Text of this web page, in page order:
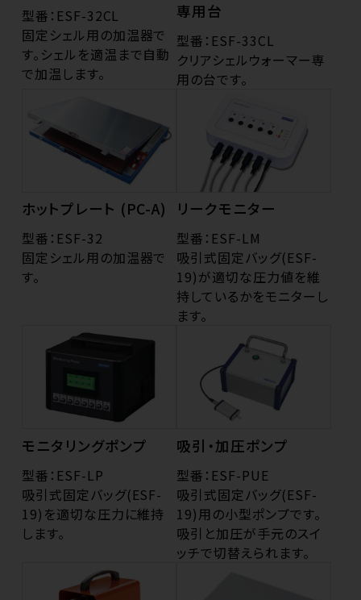
型番：ESF-32CL
固定シェル用の加温器で
す。シェルを適温まで自動
で加温します。
専用台
型番：ESF-33CL
クリアシェルウォーマー専
用の台です。
ホットプレート (PC-A)
型番：ESF-32
固定シェル用の加温器で
す。
リークモニター
型番：ESF-LM
吸引式固定バッグ(ESF-
19)が適切な圧力値を維
持しているかをモニターし
ます。
モニタリングポンプ
型番：ESF-LP
吸引式固定バッグ(ESF-
19)を適切な圧力に維持
します。
吸引・加圧ポンプ
型番：ESF-PUE
吸引式固定バッグ(ESF-
19)用の小型ポンプです。
吸引と加圧が手元のスイ
ッチで切替えられます。